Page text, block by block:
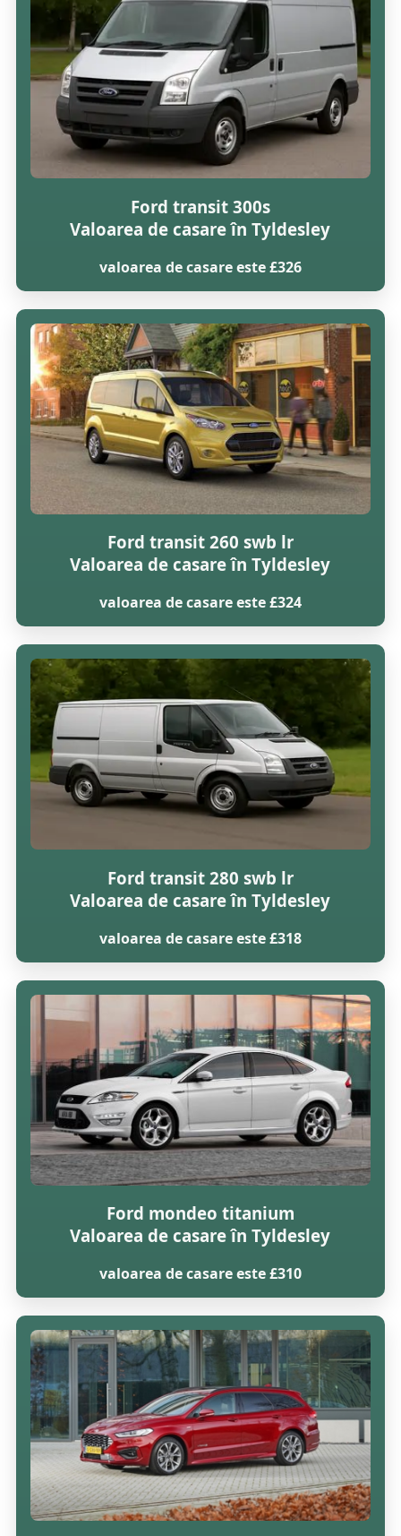
Ford transit 300s
Valoarea de casare în Tyldesley
valoarea de casare este £326
Ford transit 260 swb lr
Valoarea de casare în Tyldesley
valoarea de casare este £324
Ford transit 280 swb lr
Valoarea de casare în Tyldesley
valoarea de casare este £318
Ford mondeo titanium
Valoarea de casare în Tyldesley
valoarea de casare este £310